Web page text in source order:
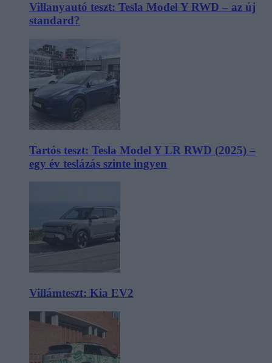
Villanyautó teszt: Tesla Model Y RWD – az új
standard?
Tartós teszt: Tesla Model Y LR RWD (2025) –
egy év teslázás szinte ingyen
Villámteszt: Kia EV2